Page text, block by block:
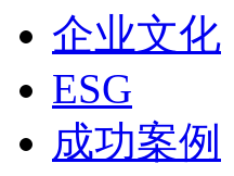
企业文化
ESG
成功案例